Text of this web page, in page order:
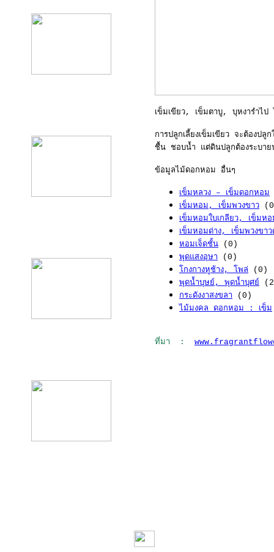
เข็มเขียว, เข็มตาบู, บุหงารำไป
การปลูกเลี้ยงเข็มเขียว จะต้องป
ชื้น ชอบน้ำ แต่ดินปลูกต้องระบาย
ข้อมูลไม้ดอกหอม อื่นๆ
เข็มหลวง – เข็มดอกหอม
เข็มหอม, เข็มพวงขาว
เข็มหอมใบเกลียว, เข็มหอ
เข็มหอมด่าง, เข็มพวงขาว
หอมเจ็ดชั้น (0)
พุดแสงอุษา (0)
โกงกางหูช้าง, โพล่ (0)
พุดน้ำบุษย์, พุดน้ำบุศย์
กระดังงาสงขลา (0)
ไม้มงคล ดอกหอม : เข็ม
ที่มา :